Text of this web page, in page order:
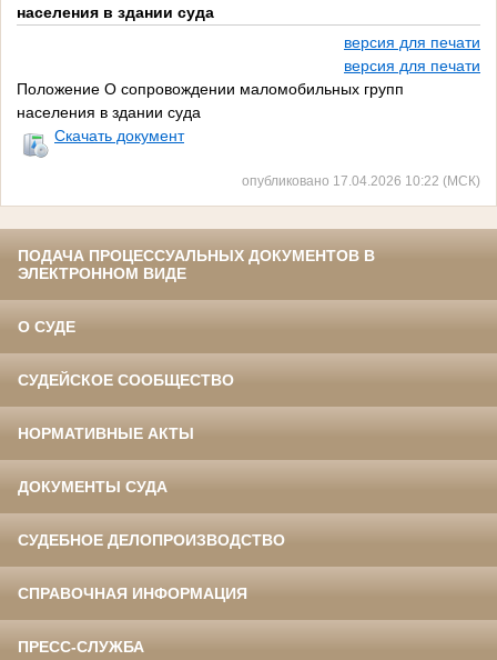
населения в здании суда
версия для печати
версия для печати
Положение О сопровождении маломобильных групп
населения в здании суда
Скачать документ
опубликовано 17.04.2026 10:22 (МСК)
ПОДАЧА ПРОЦЕССУАЛЬНЫХ ДОКУМЕНТОВ В
ЭЛЕКТРОННОМ ВИДЕ
О СУДЕ
СУДЕЙСКОЕ СООБЩЕСТВО
НОРМАТИВНЫЕ АКТЫ
ДОКУМЕНТЫ СУДА
СУДЕБНОЕ ДЕЛОПРОИЗВОДСТВО
СПРАВОЧНАЯ ИНФОРМАЦИЯ
ПРЕСС-СЛУЖБА